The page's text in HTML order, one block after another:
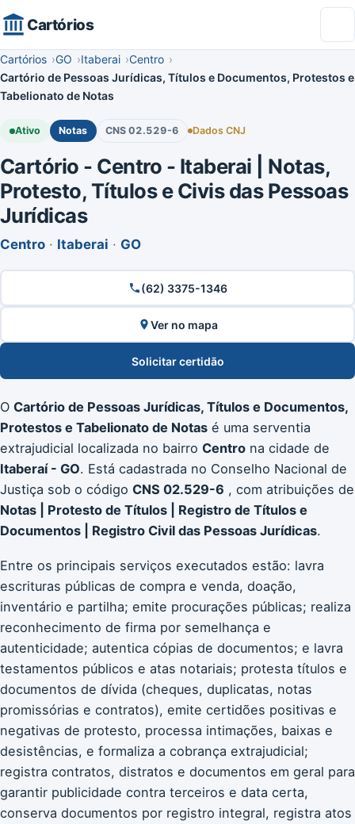
Cartórios
Cartórios GO Itaberai
Centro
Cartório de Pessoas Jurídicas, Títulos e Documentos, Protestos e
Tabelionato de Notas
Ativo Notas CNS 02.529-6 Dados CNJ
Cartório - Centro - Itaberai | Notas,
Protesto, Títulos e Civis das Pessoas
Jurídicas
Centro · Itaberai · GO
(62) 3375-1346
Ver no mapa
Solicitar certidão
O Cartório de Pessoas Jurídicas, Títulos e Documentos,
Protestos e Tabelionato de Notas é uma serventia
extrajudicial localizada no bairro Centro na cidade de
Itaberaí - GO. Está cadastrada no Conselho Nacional de
Justiça sob o código CNS 02.529-6 , com atribuições de
Notas | Protesto de Títulos | Registro de Títulos e
Documentos | Registro Civil das Pessoas Jurídicas.
Entre os principais serviços executados estão: lavra
escrituras públicas de compra e venda, doação,
inventário e partilha; emite procurações públicas; realiza
reconhecimento de firma por semelhança e
autenticidade; autentica cópias de documentos; e lavra
testamentos públicos e atas notariais; protesta títulos e
documentos de dívida (cheques, duplicatas, notas
promissórias e contratos), emite certidões positivas e
negativas de protesto, processa intimações, baixas e
desistências, e formaliza a cobrança extrajudicial;
registra contratos, distratos e documentos em geral para
garantir publicidade contra terceiros e data certa,
conserva documentos por registro integral, registra atos